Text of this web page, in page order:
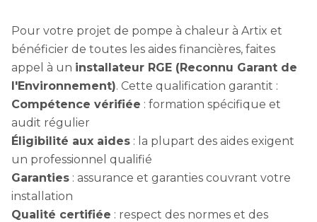
Pour votre projet de pompe à chaleur à Artix et
bénéficier de toutes les aides financières, faites
appel à un installateur RGE (Reconnu Garant de
l'Environnement). Cette qualification garantit :
Compétence vérifiée : formation spécifique et
audit régulier
Éligibilité aux aides : la plupart des aides exigent
un professionnel qualifié
Garanties : assurance et garanties couvrant votre
installation
Qualité certifiée : respect des normes et des